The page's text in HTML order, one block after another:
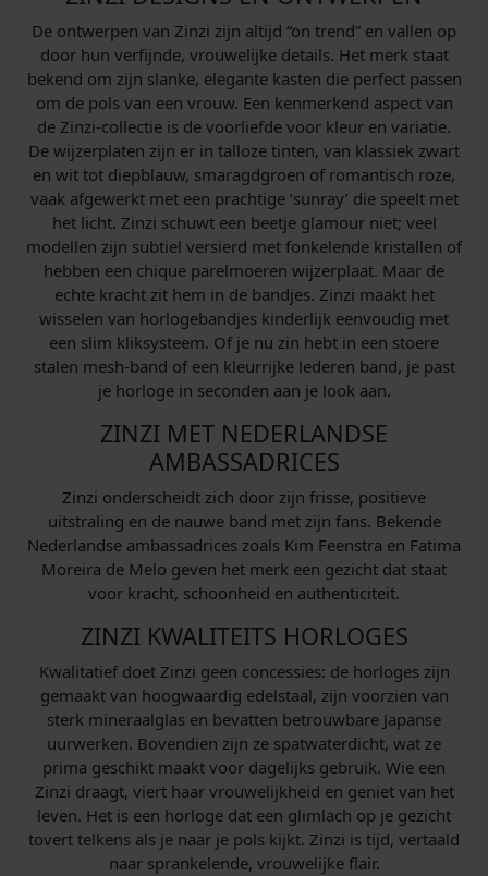
De ontwerpen van Zinzi zijn altijd “on trend” en vallen op
door hun verfijnde, vrouwelijke details. Het merk staat
bekend om zijn slanke, elegante kasten die perfect passen
om de pols van een vrouw. Een kenmerkend aspect van
de Zinzi-collectie is de voorliefde voor kleur en variatie.
De wijzerplaten zijn er in talloze tinten, van klassiek zwart
en wit tot diepblauw, smaragdgroen of romantisch roze,
vaak afgewerkt met een prachtige ‘sunray’ die speelt met
het licht. Zinzi schuwt een beetje glamour niet; veel
modellen zijn subtiel versierd met fonkelende kristallen of
hebben een chique parelmoeren wijzerplaat. Maar de
echte kracht zit hem in de bandjes. Zinzi maakt het
wisselen van horlogebandjes kinderlijk eenvoudig met
een slim kliksysteem. Of je nu zin hebt in een stoere
stalen mesh-band of een kleurrijke lederen band, je past
je horloge in seconden aan je look aan.
ZINZI MET NEDERLANDSE
AMBASSADRICES
Zinzi onderscheidt zich door zijn frisse, positieve
uitstraling en de nauwe band met zijn fans. Bekende
Nederlandse ambassadrices zoals Kim Feenstra en Fatima
Moreira de Melo geven het merk een gezicht dat staat
voor kracht, schoonheid en authenticiteit.
ZINZI KWALITEITS HORLOGES
Kwalitatief doet Zinzi geen concessies: de horloges zijn
gemaakt van hoogwaardig edelstaal, zijn voorzien van
sterk mineraalglas en bevatten betrouwbare Japanse
uurwerken. Bovendien zijn ze spatwaterdicht, wat ze
prima geschikt maakt voor dagelijks gebruik. Wie een
Zinzi draagt, viert haar vrouwelijkheid en geniet van het
leven. Het is een horloge dat een glimlach op je gezicht
tovert telkens als je naar je pols kijkt. Zinzi is tijd, vertaald
naar sprankelende, vrouwelijke flair.